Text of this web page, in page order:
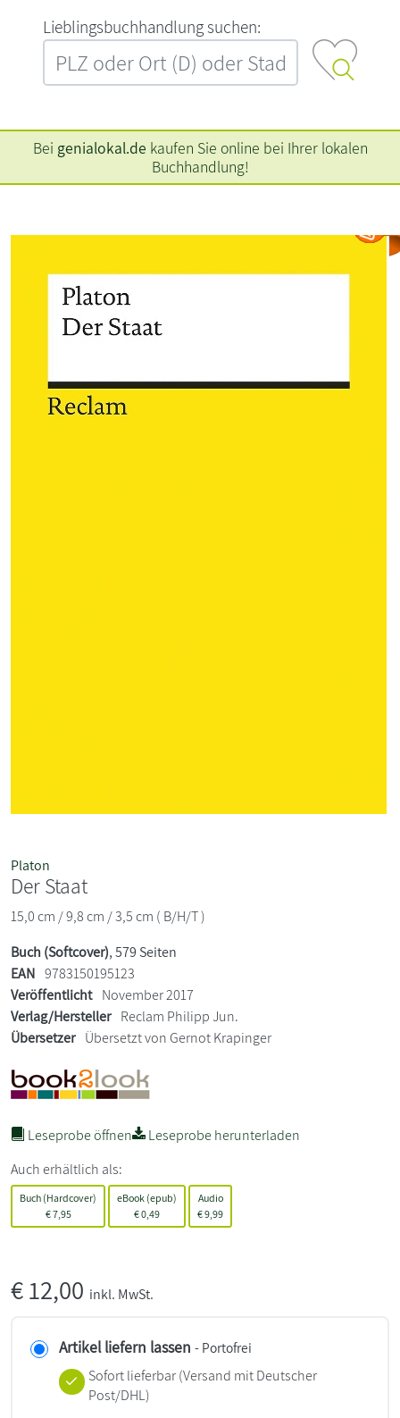
L‍i‍e‍b‍l‍i‍n‍g‍s‍b‍u‍c‍h‍h‍a‍n‍d‍l‍u‍n‍g‍ ‍s‍u‍c‍h‍e‍n‍:‍
Bei genialokal.de kaufen Sie online bei Ihrer lokalen
Buchhandlung!
Platon
Der Staat
15,0 cm / 9,8 cm / 3,5 cm ( B/H/T )
Buch (Softcover), 579 Seiten
EAN 9783150195123
Veröffentlicht November 2017
Verlag/Hersteller Reclam Philipp Jun.
Übersetzer Übersetzt von Gernot Krapinger
Leseprobe öffnen
Leseprobe herunterladen
Auch erhältlich als:
Buch (Hardcover)
€7,95
eBook (epub)
€0,49
Audio
€9,99
€12,00 inkl. MwSt.
Artikel liefern lassen - Portofrei
Sofort lieferbar(Versand mit Deutscher
Post/DHL)